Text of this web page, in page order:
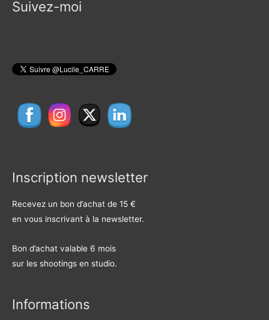
Suivez-moi
Inscription newsletter
Recevez un bon d’achat de 15 €
en vous inscrivant à la newsletter.
Bon d’achat valable 6 mois
sur les shootings en studio.
Informations